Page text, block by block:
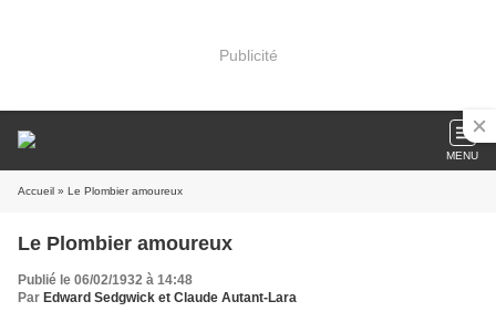
Publicité
MENU
Accueil » Le Plombier amoureux
Le Plombier amoureux
Publié le 06/02/1932 à 14:48
Par Edward Sedgwick et Claude Autant-Lara